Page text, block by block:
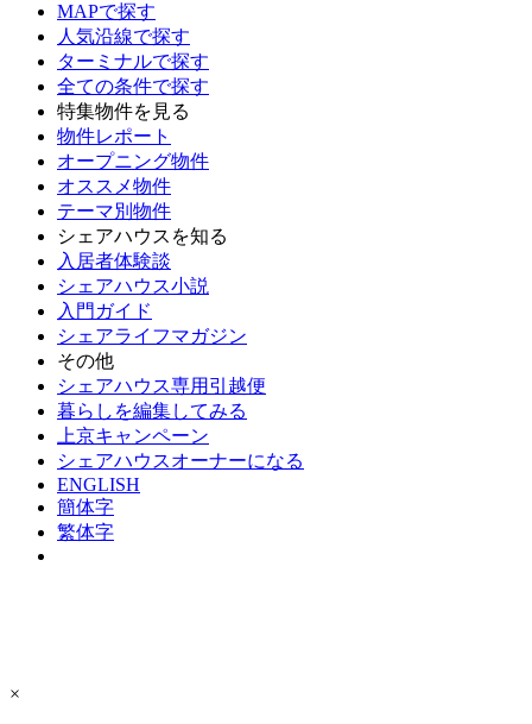
MAPで探す
人気沿線で探す
ターミナルで探す
全ての条件で探す
特集物件を見る
物件レポート
オープニング物件
オススメ物件
テーマ別物件
シェアハウスを知る
入居者体験談
シェアハウス小説
入門ガイド
シェアライフマガジン
その他
シェアハウス専用引越便
暮らしを編集してみる
上京キャンペーン
シェアハウスオーナーになる
ENGLISH
簡体字
繁体字
×